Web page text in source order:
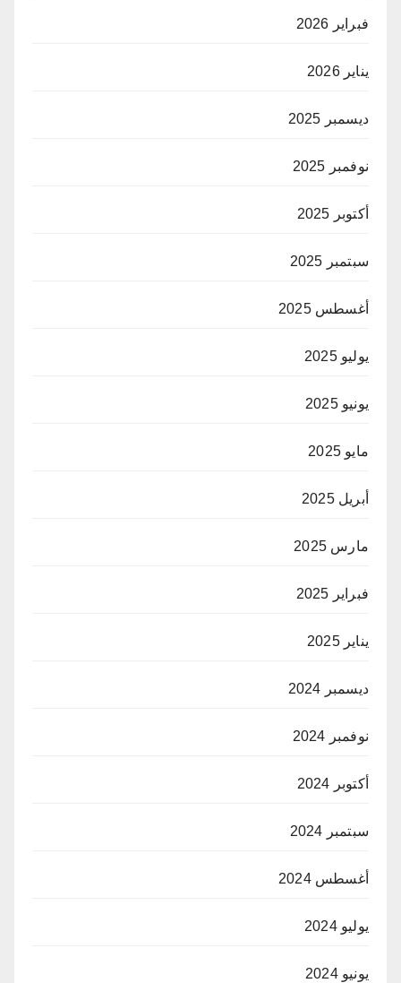
فبراير 2026
يناير 2026
ديسمبر 2025
نوفمبر 2025
أكتوبر 2025
سبتمبر 2025
أغسطس 2025
يوليو 2025
يونيو 2025
مايو 2025
أبريل 2025
مارس 2025
فبراير 2025
يناير 2025
ديسمبر 2024
نوفمبر 2024
أكتوبر 2024
سبتمبر 2024
أغسطس 2024
يوليو 2024
يونيو 2024